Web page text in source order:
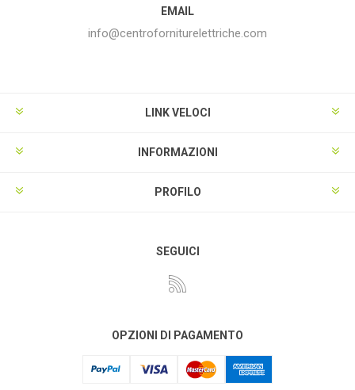
EMAIL
info@centroforniturelettriche.com
LINK VELOCI
INFORMAZIONI
PROFILO
SEGUICI
OPZIONI DI PAGAMENTO